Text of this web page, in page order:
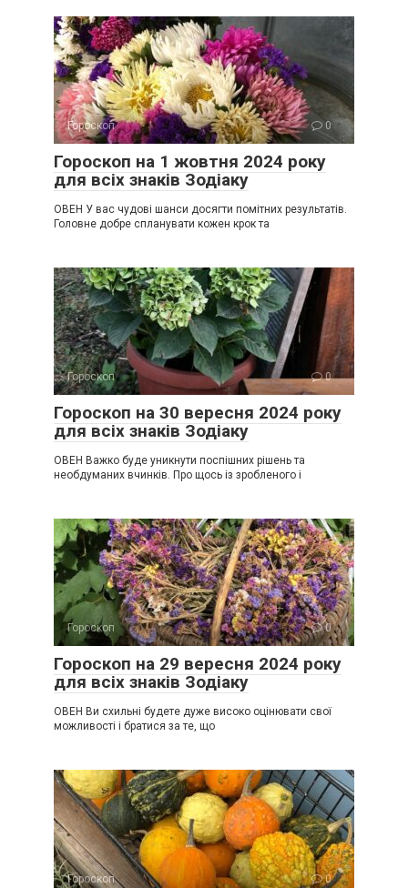
Гороскоп 0
Гороскоп на 1 жовтня 2024 року
для всіх знаків Зодіаку
ОВЕН У вас чудові шанси досягти помітних результатів.
Головне добре спланувати кожен крок та
Гороскоп 0
Гороскоп на 30 вересня 2024 року
для всіх знаків Зодіаку
ОВЕН Важко буде уникнути поспішних рішень та
необдуманих вчинків. Про щось із зробленого і
Гороскоп 0
Гороскоп на 29 вересня 2024 року
для всіх знаків Зодіаку
ОВЕН Ви схильні будете дуже високо оцінювати свої
можливості і братися за те, що
Гороскоп 0